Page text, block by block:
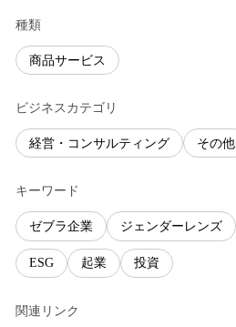
種類
商品サービス
ビジネスカテゴリ
経営・コンサルティング その他
キーワード
ゼブラ企業 ジェンダーレンズ
ESG 起業 投資
関連リンク